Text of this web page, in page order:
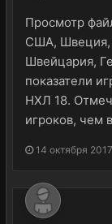
Просмотр
США, Швеция,
Швейцария,
показатели
НХЛ 18.
игроков, чем
14 октября 2017